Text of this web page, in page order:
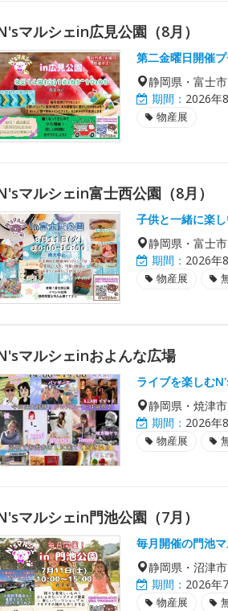
マルシェin広見公園（8月）
第二金曜日開催
静岡県・富士市
期間： 2026年
物産展
マルシェin富士西公園（8月）
子供と一緒に楽
静岡県・富士市
期間： 2026年
物産展
マルシェinおよんな広場
ライブを楽しむ
静岡県・焼津市
期間： 2026年
物産展
マルシェin門池公園（7月）
毎月開催の門池
静岡県・沼津市
期間： 2026年
物産展